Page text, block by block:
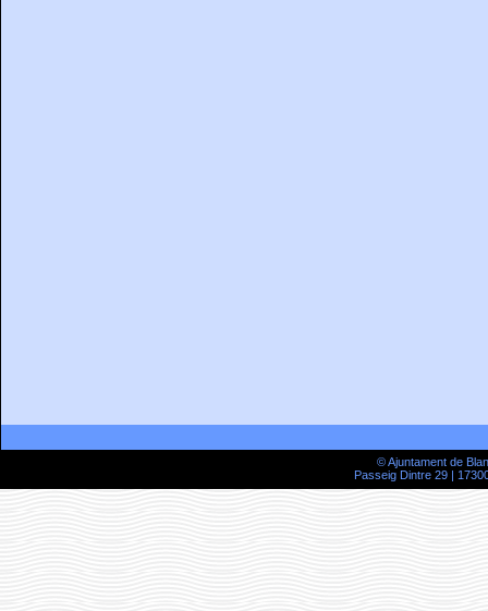
© Ajuntament de
Passeig Dintre 29 |